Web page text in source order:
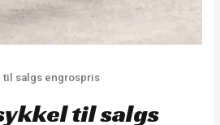
salgs engrospris
til salgs